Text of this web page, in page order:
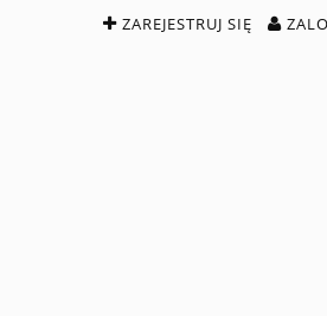
ZAREJESTRUJ SIĘ